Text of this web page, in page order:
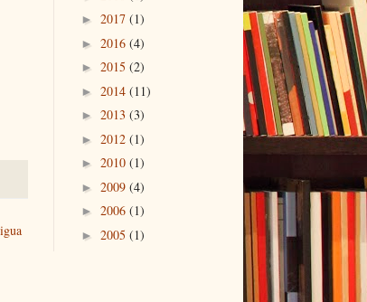
► 2017 (1)
► 2016 (4)
► 2015 (2)
► 2014 (11)
► 2013 (3)
► 2012 (1)
► 2010 (1)
► 2009 (4)
► 2006 (1)
► 2005 (1)